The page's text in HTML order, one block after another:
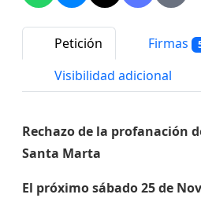
Petición Firmas
Visibilidad adicional
Rechazo de la profanación
Santa Marta
El próximo sábado 25 de